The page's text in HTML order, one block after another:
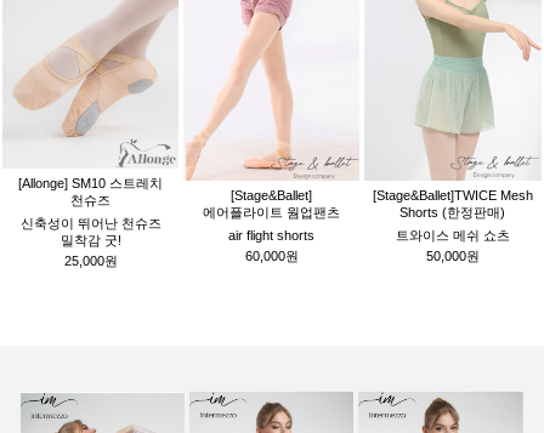
[Allonge] SM10 스트레치
천슈즈
신축성이 뛰어난 천슈즈
밀착감 굿!
25,000원
[Stage&Ballet]
에어플라이트 웜업팬츠
air flight shorts
60,000원
[Stage&Ballet]TWICE Mesh
Shorts (한정판매)
트와이스 메쉬 쇼츠
50,000원